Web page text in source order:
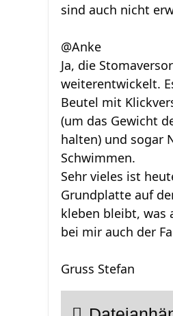
sind auch nicht
@Anke
Ja, die
weiterentwickelt.
Beutel mit
(um das Gewicht
halten) und sogar
Schwimmen.
Sehr vieles ist
Grundplatte auf
kleben bleibt, was
bei mir auch der
Gruss Stefan